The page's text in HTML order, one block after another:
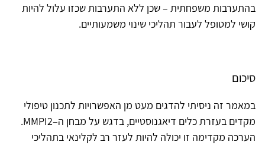
בהתערבות משפחתית – שכן ללא התערבות שכזו עלול להיות
קושי למטופל לעבור תהליכי שינוי משמעותיים.
סיכום
במאמר זה ניסיתי להדגים מעט מן האפשרויות לתכנון טיפולי
מקדים בעזרת כלים דיאגנוסטיים, בדגש על מבחן ה–MMPI2.
הערכה מקדימה זו יכולה להיות לעזר רב לקלינאי בתהליכי